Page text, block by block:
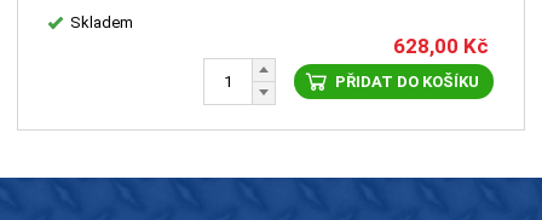
Skladem
628,00 Kč
PŘIDAT DO KOŠÍKU